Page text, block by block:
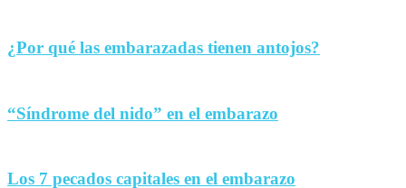
¿Por qué las embarazadas tienen antojos?
“Síndrome del nido” en el embarazo
Los 7 pecados capitales en el embarazo